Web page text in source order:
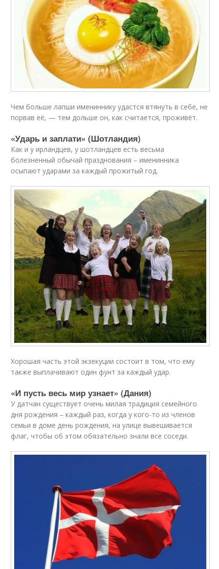
Чем больше лапши имениннику удастся втянуть в себе, не
порвав её, — тем дольше он, как считается, проживёт.
«Ударь и заплати» (Шотландия)
Как и у ирландцев, у шотландцев есть весьма
болезненный обычай празднования – именинника
осыпают ударами за каждый прожитый год.
Хорошая часть этой экзекуции состоит в том, что ему
также выплачивают один фунт за каждый удар.
«И пусть весь мир узнает» (Дания)
У датчан существует очень милая традиция семейного
дня рождения – каждый раз, когда у кого-то из членов
семьи в доме день рождения, на улице вывешивается
флаг, чтобы об этом обязательно знали все соседи.